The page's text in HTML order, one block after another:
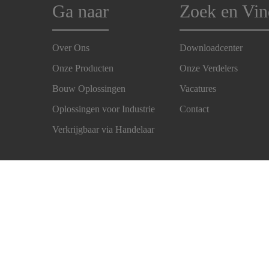
Ga naar
Over Ons
Onze Producten
Bouw Oplossingen
Oplossingen voor Industrie
Verkrijgbaar via Handelaar
Zoek en
Downloadcenter
Onze Verdelers
Vacatures
Contact